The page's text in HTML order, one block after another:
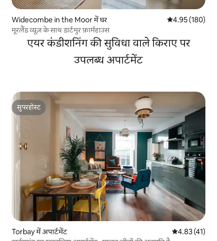
Widecombe in the Moor में घर औसत रेटिंग 5 में से
4.95 (180)
मूरलैंड व्यूज़ के साथ डार्टमुर फ़ार्महाउस
एयर कंडीशनिंग की सुविधा वाले किराए पर
उपलब्ध अपार्टमेंट
सुपरहोस्ट
सुपरहोस्ट
Torbay में अपार्टमेंट औसत रेटिंग 5 में
4.83 (41)